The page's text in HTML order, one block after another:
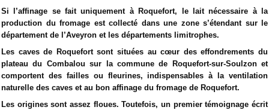
Si l’affinage se fait uniquement à Roquefort, le lait nécessaire à la
production du fromage est collecté dans une zone s’étendant sur le
département de l’Aveyron et les départements limitrophes.
Les caves de Roquefort sont situées au cœur des effondrements du
plateau du Combalou sur la commune de Roquefort-sur-Soulzon et
comportent des failles ou fleurines, indispensables à la ventilation
naturelle des caves et au bon affinage du fromage de Roquefort.
Les origines sont assez floues. Toutefois, un premier témoignage écrit